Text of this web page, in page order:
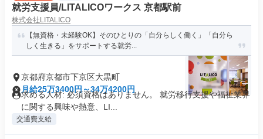
就労支援員/LITALICOワークス 京都駅前
株式会社LITALICO
【無資格・未経験OK】そのひとりの「自分らしく働く」「自分ら
しく生きる」をサポートする就労...
京都府京都市下京区大黒町
月給25万3400円～34万4200円
求める人材: 必須資格はありません。 就労移行支援や福祉業界
に関する興味や熱意、LI...
交通費支給